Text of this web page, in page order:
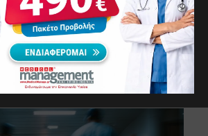
ΟΕΝΓΕ: Δεν έχει εκταμιευθεί
του πρώτου τριμήνου